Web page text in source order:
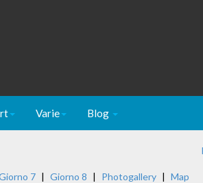
Varie Blog
7 | Giorno 8 | Photogallery | Map